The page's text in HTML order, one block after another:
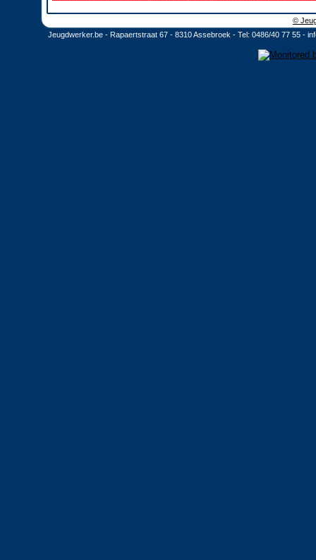
©
Jeugdwerker.be - Rapaertstraat 67 - 8310 Assebroek - Tel: 0486/40 77 55 -